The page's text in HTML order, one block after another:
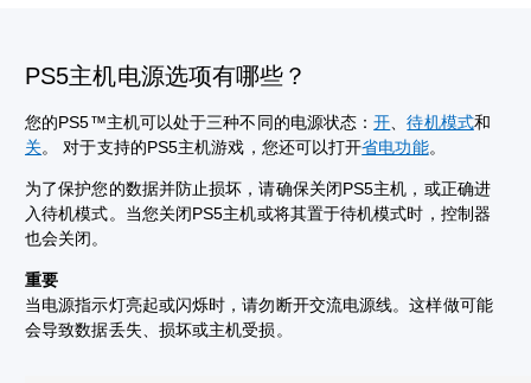
PS5主机电源选项有哪些？
您的PS5™主机可以处于三种不同的电源状态：开 、待机模式和
关。 对于支持的PS5主机游戏，您还可以打开省电功能。
为了保护您的数据并防止损坏，请确保关闭PS5主机，或正确进
入待机模式。当您关闭PS5主机或将其置于待机模式时，控制器
也会关闭。
重要
当电源指示灯亮起或闪烁时，请勿断开交流电源线。这样做可能
会导致数据丢失、损坏或主机受损。